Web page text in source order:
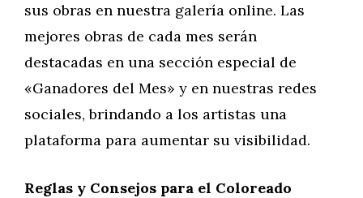
sus obras en nuestra galería online. Las
mejores obras de cada mes serán
destacadas en una sección especial de
«Ganadores del Mes» y en nuestras redes
sociales, brindando a los artistas una
plataforma para aumentar su visibilidad.
Reglas y Consejos para el Coloreado